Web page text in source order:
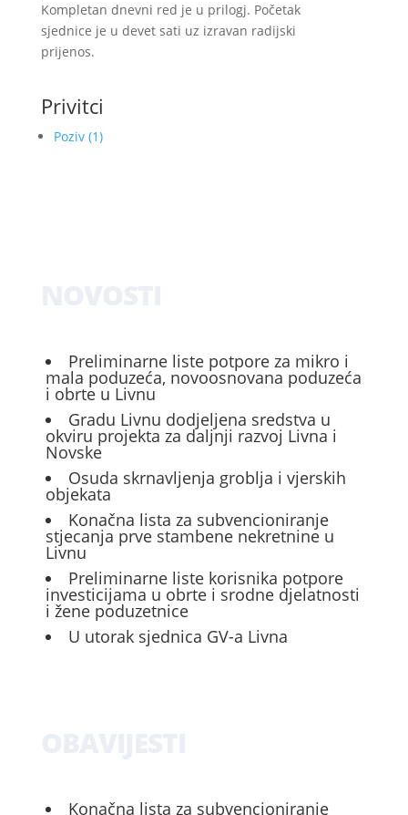
Kompletan dnevni red je u prilogj. Početak
sjednice je u devet sati uz izravan radijski
prijenos.
Privitci
Poziv (1)
Preliminarne liste potpore za mikro i
mala poduzeća, novoosnovana poduzeća
i obrte u Livnu
Gradu Livnu dodjeljena sredstva u
okviru projekta za daljnji razvoj Livna i
Novske
Osuda skrnavljenja groblja i vjerskih
objekata
Konačna lista za subvencioniranje
stjecanja prve stambene nekretnine u
Livnu
Preliminarne liste korisnika potpore
investicijama u obrte i srodne djelatnosti
i žene poduzetnice
U utorak sjednica GV-a Livna
Konačna lista za subvencioniranje